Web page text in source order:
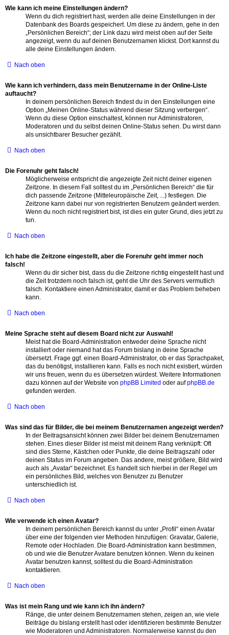
Wie kann ich meine Einstellungen ändern?
Wenn du dich registriert hast, werden alle deine Einstellungen in der
Datenbank des Boards gespeichert. Um diese zu ändern, gehe in den
„Persönlichen Bereich“; der Link dazu wird meist oben auf der Seite
angezeigt, wenn du auf deinen Benutzernamen klickst. Dort kannst du
alle deine Einstellungen ändern.
Nach oben
Wie kann ich verhindern, dass mein Benutzername in der Online-Liste
auftaucht?
In deinem persönlichen Bereich findest du in den Einstellungen eine
Option „Meinen Online-Status während dieser Sitzung verbergen“.
Wenn du diese Option einschaltest, können nur Administratoren,
Moderatoren und du selbst deinen Online-Status sehen. Du wirst dann
als unsichtbarer Besucher gezählt.
Nach oben
Die Forenuhr geht falsch!
Möglicherweise entspricht die angezeigte Zeit nicht deiner eigenen
Zeitzone. In diesem Fall solltest du im „Persönlichen Bereich“ die für
dich passende Zeitzone (Mitteleuropäische Zeit, ...) festlegen. Die
Zeitzone kann dabei nur von registrierten Benutzern geändert werden.
Wenn du noch nicht registriert bist, ist dies ein guter Grund, dies jetzt zu
tun.
Nach oben
Ich habe die Zeitzone eingestellt, aber die Forenuhr geht immer noch
falsch!
Wenn du dir sicher bist, dass du die Zeitzone richtig eingestellt hast und
die Zeit trotzdem noch falsch ist, geht die Uhr des Servers vermutlich
falsch. Kontaktiere einen Administrator, damit er das Problem beheben
kann.
Nach oben
Meine Sprache steht auf diesem Board nicht zur Auswahl!
Meist hat die Board-Administration entweder deine Sprache nicht
installiert oder niemand hat das Forum bislang in deine Sprache
übersetzt. Frage ggf. einen Board-Administrator, ob er das Sprachpaket,
das du benötigst, installieren kann. Falls es noch nicht existiert, würden
wir uns freuen, wenn du es übersetzen würdest. Weitere Informationen
dazu können auf der Website von phpBB Limited oder aufphpBB.de
gefunden werden.
Nach oben
Was sind das für Bilder, die bei meinem Benutzernamen angezeigt werden?
In der Beitragsansicht können zwei Bilder bei deinem Benutzernamen
stehen. Eines dieser Bilder ist meist mit deinem Rang verknüpft: Oft
sind dies Sterne, Kästchen oder Punkte, die deine Beitragszahl oder
deinen Status im Forum angeben. Das andere, meist größere, Bild wird
auch als „Avatar“ bezeichnet. Es handelt sich hierbei in der Regel um
ein persönliches Bild, welches von Benutzer zu Benutzer
unterschiedlich ist.
Nach oben
Wie verwende ich einen Avatar?
In deinem persönlichen Bereich kannst du unter „Profil“ einen Avatar
über eine der folgenden vier Methoden hinzufügen: Gravatar, Galerie,
Remote oder Hochladen. Die Board-Administration kann bestimmen,
ob und wie die Benutzer Avatare benutzen können. Wenn du keinen
Avatar benutzen kannst, solltest du die Board-Administration
kontaktieren.
Nach oben
Was ist mein Rang und wie kann ich ihn ändern?
Ränge, die unter deinem Benutzernamen stehen, zeigen an, wie viele
Beiträge du bislang erstellt hast oder identifizieren bestimmte Benutzer
wie Moderatoren und Administratoren. Normalerweise kannst du den